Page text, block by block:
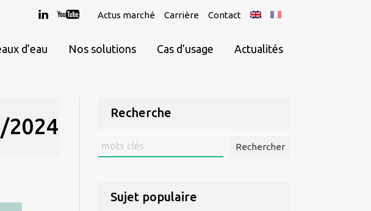
Actus marché Carrière Contact
d’eau Nos solutions Cas d’usage Actualités
2024
Recherche
Rechercher
:
Sujet populaire